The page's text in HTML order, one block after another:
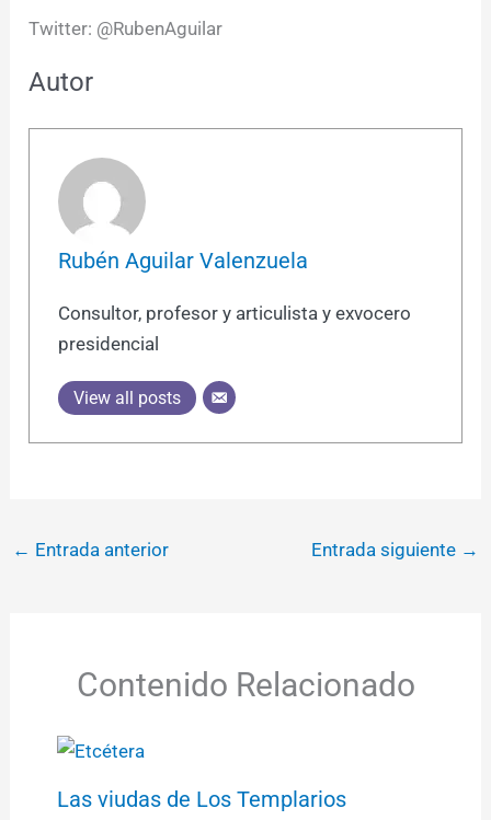
Twitter: @RubenAguilar
Autor
Rubén Aguilar Valenzuela
Consultor, profesor y articulista y exvocero
presidencial
View all posts
← Entrada anterior Entrada siguiente →
Contenido Relacionado
Las viudas de Los Templarios